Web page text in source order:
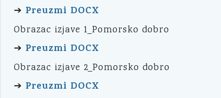
➔ Preuzmi DOCX
Obrazac izjave 1_Pomorsko dobro
➔ Preuzmi DOCX
Obrazac izjave 2_Pomorsko dobro
➔ Preuzmi DOCX